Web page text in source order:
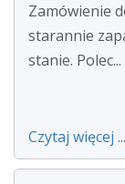
Zamówienie
starannie
stanie. Polec...
Czytaj więcej ...